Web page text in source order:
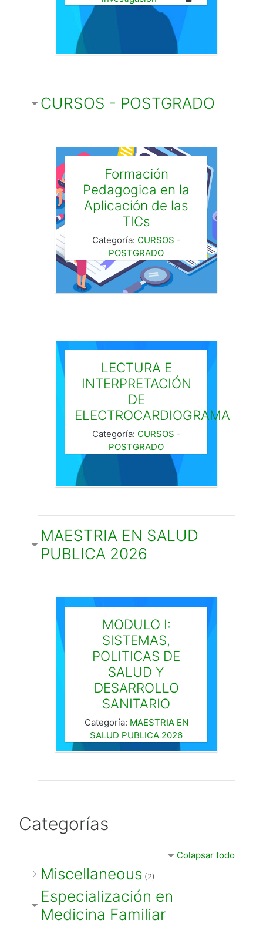
CURSOS - POSTGRADO
Formación
Pedagogica en la
Aplicación de las
TICs
Categoría: CURSOS -
POSTGRADO
LECTURA E
INTERPRETACIÓN
DE
ELECTROCARDIOGRAMA
Categoría: CURSOS -
POSTGRADO
MAESTRIA EN SALUD
PUBLICA 2026
MODULO I:
SISTEMAS,
POLITICAS DE
SALUD Y
DESARROLLO
SANITARIO
Categoría: MAESTRIA EN
SALUD PUBLICA 2026
Categorías
Colapsar todo
Miscellaneous (2)
Especialización en
Medicina Familiar